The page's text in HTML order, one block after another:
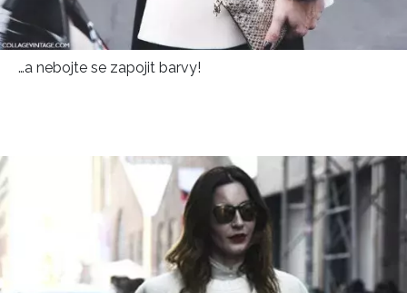
…a nebojte se zapojit barvy!